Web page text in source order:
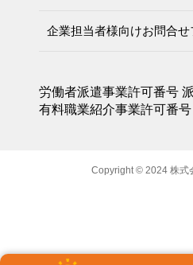
企業担当者様向けお問合せ
労働者派遣事業許可番号
有料職業紹介事業許可番
Copyright © 2024 株式